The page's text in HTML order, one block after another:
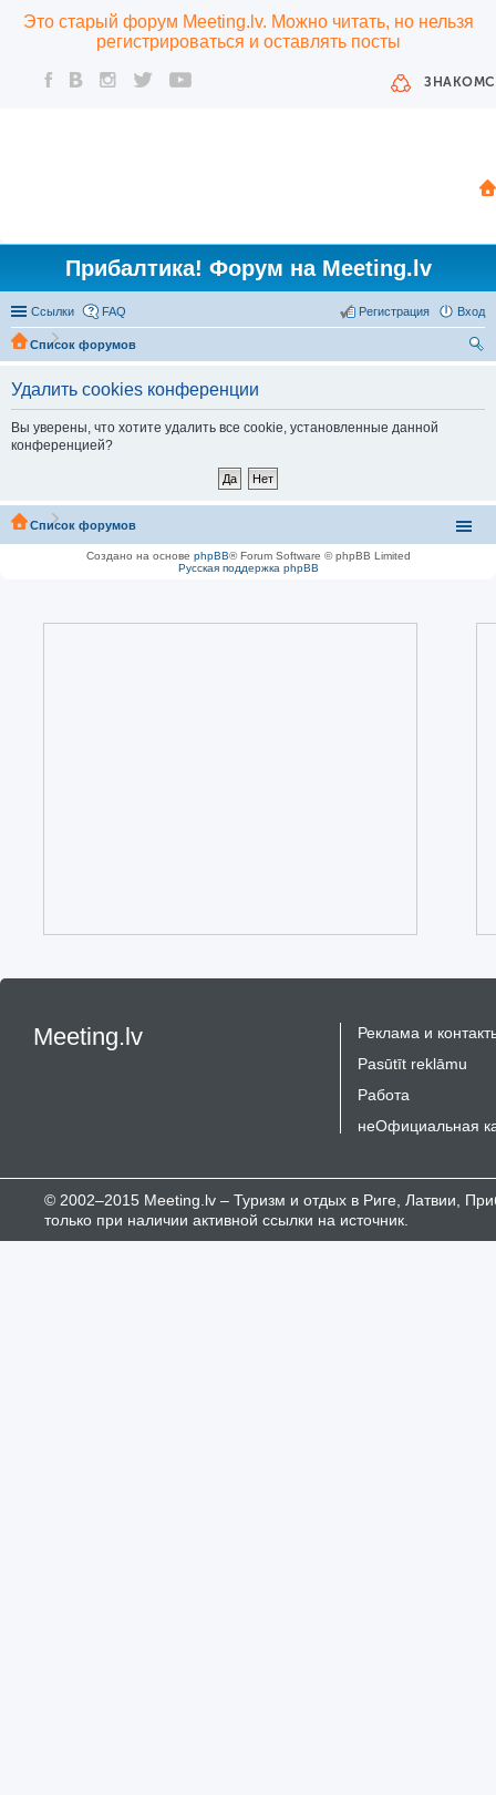
Это старый форум Meeting.lv. Можно читать, но нельзя
регистрироваться и оставлять посты
Прибалтика! Форум на Meeting.lv
Ссылки FAQ Вход
Регистрация
Список форумов
Удалить cookies конференции
Вы уверены, что хотите удалить все cookie, установленные данной
конференцией?
Список форумов
Создано на основе phpBB® Forum Software © phpBB Limited
Русская поддержка phpBB
Meeting.lv
Реклама и
Pasūtīt reklāmu
Работа
неОфициальная
© 2002–2015 Meeting.lv – Туризм и отдых в Риге, Латвии,
только при наличии активной ссылки на источник.